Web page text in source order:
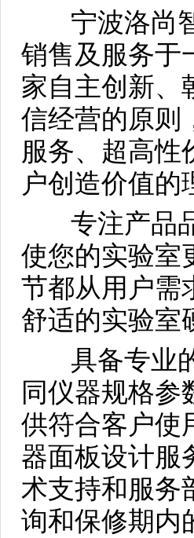
宁波洛尚智
销售及服务于
家自主创新、
信经营的原则
服务、超高性
户创造价值
专注产品品
使您的实验室
节都从用户需
舒适的实验室
具备专业的
同仪器规格参
供符合客户使
器面板设计服
术支持和服务
询和保修期内